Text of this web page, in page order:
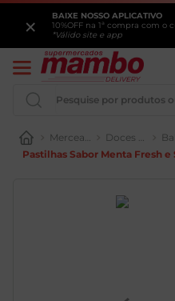
BAIXE NOSSO APLICATIVO
10%OFF na 1ª compra com o
*Válido site e app
×
Pesquise por produtos ou
Mercearia Doces e Chocolates
Pastilhas Sabor Menta Fresh e
Iogurte